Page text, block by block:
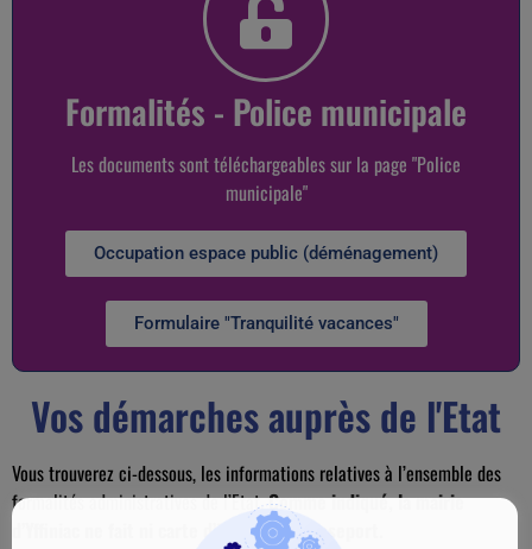
Formalités - Police municipale
Les documents sont téléchargeables sur la page "Police
municipale"
Occupation espace public (déménagement)
Formulaire "Tranquilité vacances"
Vos démarches auprès de l'Etat
Vous trouverez ci-dessous, les informations relatives à l’ensemble des
formalités administratives de l’Etat.Comme indiqué, la mairie
d’Yffiniac ne fait ni carte d’identité ni passeport.